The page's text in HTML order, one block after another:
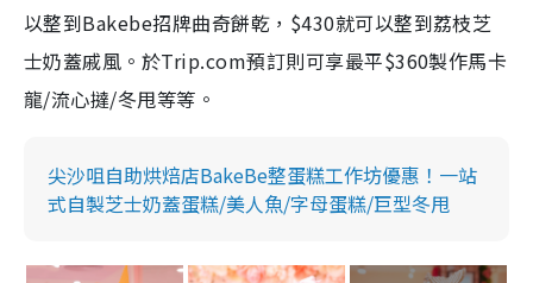
以整到Bakebe招牌曲奇餅乾，$430就可以整到荔枝芝
士奶蓋戚風。於Trip.com預訂則可享最平$360製作馬卡
龍/流心撻/冬甩等等。
尖沙咀自助烘焙店BakeBe整蛋糕工作坊優惠！一站
式自製芝士奶蓋蛋糕/美人魚/字母蛋糕/巨型冬甩